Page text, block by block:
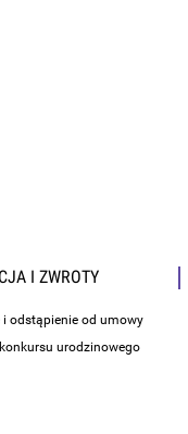
I ZWROTY
i odstąpienie od umowy
urodzinowego